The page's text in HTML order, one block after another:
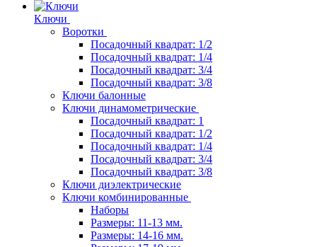
Ключи
Воротки
Посадочный квадрат: 1/2
Посадочный квадрат: 1/4
Посадочный квадрат: 3/4
Посадочный квадрат: 3/8
Ключи балонные
Ключи динамометрические
Посадочный квадрат: 1
Посадочный квадрат: 1/2
Посадочный квадрат: 1/4
Посадочный квадрат: 3/4
Посадочный квадрат: 3/8
Ключи диэлектрические
Ключи комбинированные
Наборы
Размеры: 11-13 мм.
Размеры: 14-16 мм.